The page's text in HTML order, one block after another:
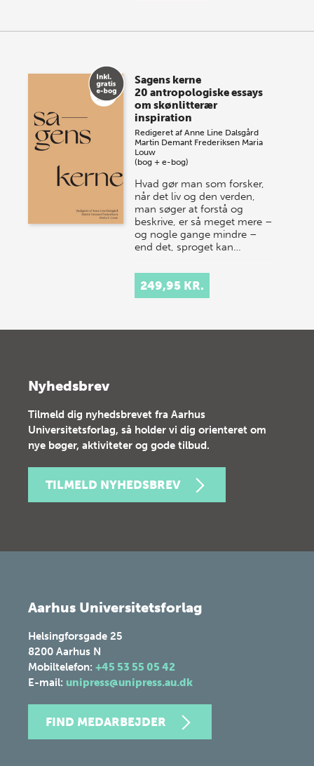
Sagens kerne
20 antropologiske essays
om skønlitterær
inspiration
Redigeret afAnne Line Dalsgård
Martin Demant Frederiksen Maria
Louw
(bog + e-bog)
Hvad gør man som forsker,
når det liv og den verden,
man søger at forstå og
beskrive, er så meget mere –
og nogle gange mindre –
end det, sproget kan…
249,95 KR.
Nyhedsbrev
Tilmeld dig nyhedsbrevet fra Aarhus
Universitetsforlag, så holder vi dig orienteret om
nye bøger, aktiviteter og gode tilbud.
TILMELD NYHEDSBREV
Aarhus Universitetsforlag
Helsingforsgade 25
8200 Aarhus N
Mobiltelefon: +45 53 55 05 42
E-mail: unipress@unipress.au.dk
FIND MEDARBEJDER